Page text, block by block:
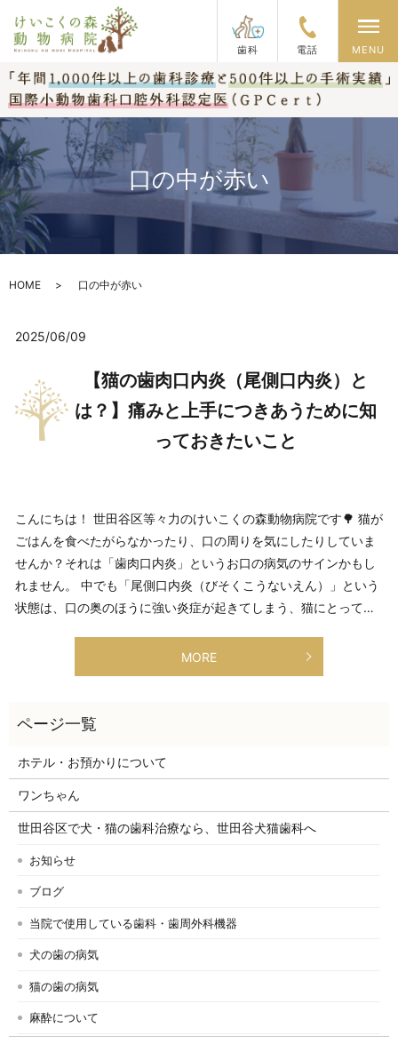
歯科 電話
メ
MENU
口の中が赤い
HOME 口の中が赤い
2025/06/09
【猫の歯肉口内炎（尾側口内炎）と
は？】痛みと上手につきあうために知
っておきたいこと
こんにちは！ 世田谷区等々力のけいこくの森動物病院です🌳 猫が
ごはんを食べたがらなかったり、口の周りを気にしたりしていま
せんか？それは「歯肉口内炎」というお口の病気のサインかもし
れません。 中でも「尾側口内炎（びそくこうないえん）」という
状態は、口の奥のほうに強い炎症が起きてしまう、猫にとって…
MORE
ホテル・お預かりについて
ワンちゃん
世田谷区で犬・猫の歯科治療なら、世田谷犬猫歯科へ
お知らせ
ブログ
当院で使用している歯科・歯周外科機器
犬の歯の病気
猫の歯の病気
麻酔について